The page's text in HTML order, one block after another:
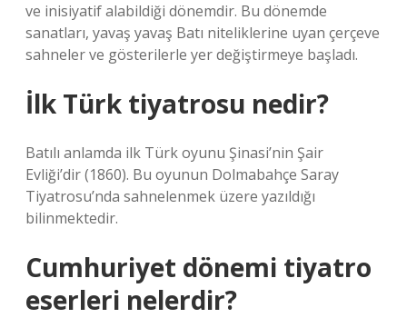
ve inisiyatif alabildiği dönemdir. Bu dönemde
sanatları, yavaş yavaş Batı niteliklerine uyan çerçeve
sahneler ve gösterilerle yer değiştirmeye başladı.
İlk Türk tiyatrosu nedir?
Batılı anlamda ilk Türk oyunu Şinasi’nin Şair
Evliği’dir (1860). Bu oyunun Dolmabahçe Saray
Tiyatrosu’nda sahnelenmek üzere yazıldığı
bilinmektedir.
Cumhuriyet dönemi tiyatro
eserleri nelerdir?